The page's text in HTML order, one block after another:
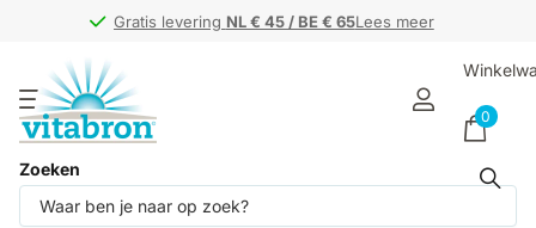
Gratis levering NL € 45 / BE € 65Lees meer
Gratis levering NL € 45 / BE € 65
Zoeken
0
Producten (1)